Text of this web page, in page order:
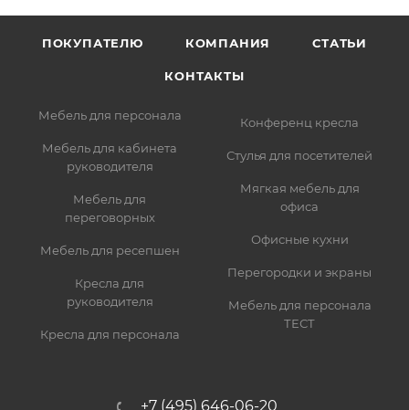
ПОКУПАТЕЛЮ КОМПАНИЯ СТАТЬИ
КОНТАКТЫ
Мебель для персонала
Мебель для кабинета
руководителя
Мебель для
переговорных
Мебель для ресепшен
Кресла для
руководителя
Кресла для персонала
Конференц кресла
Стулья для посетителей
Мягкая мебель для
офиса
Офисные кухни
Перегородки и экраны
Мебель для персонала
ТЕСТ
+7 (495) 646-06-20